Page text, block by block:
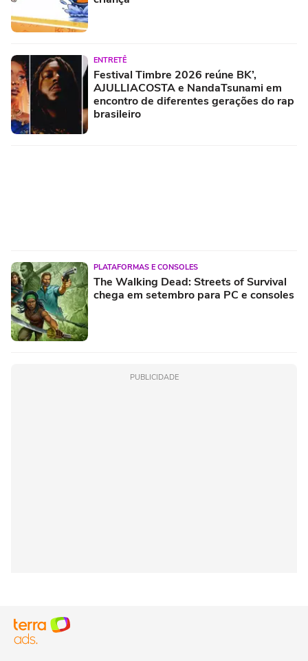
ENTRETÊ
Festival Timbre 2026 reúne BK’,
AJULLIACOSTA e NandaTsunami em
encontro de diferentes gerações do rap
brasileiro
PLATAFORMAS E CONSOLES
The Walking Dead: Streets of Survival
chega em setembro para PC e consoles
PUBLICIDADE